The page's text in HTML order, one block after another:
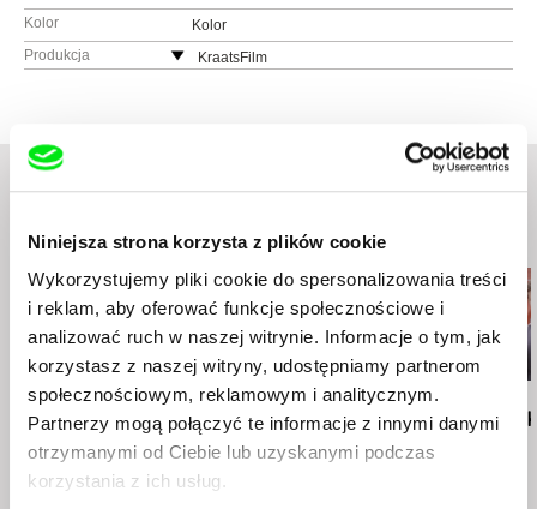
Niniejsza strona korzysta z plików cookie
Wykorzystujemy pliki cookie do spersonalizowania treści
i reklam, aby oferować funkcje społecznościowe i
analizować ruch w naszej witrynie. Informacje o tym, jak
korzystasz z naszej witryny, udostępniamy partnerom
społecznościowym, reklamowym i analitycznym.
Partnerzy mogą połączyć te informacje z innymi danymi
otrzymanymi od Ciebie lub uzyskanymi podczas
korzystania z ich usług.
Kolor
Kolor
Produkcja
KraatsFilm
Podobne filmy (20)
Armands Začs
To Be Continued.
Teenhood
Matej Bobrik
Tam, gdzie słońce się
nie spieszy
Marek Skrzecz